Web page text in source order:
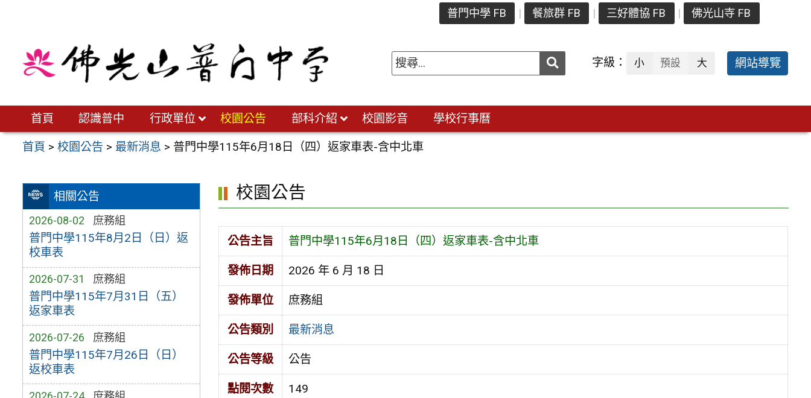
普門中學 FB 餐旅群 FB 三好體協 FB 佛光山寺 FB
送出 字級： 小 預設 大 網站導覽
首頁 認識普中 行政單位 校園公告 部科介紹 校園影音 學校行事曆
首頁 >校園公告 > 最新消息 > 普門中學115年6月18日（四）返家車表-含中北車
相關公告
2026-08-02 庶務組
普門中學115年8月2日（日）返
校車表
2026-07-31 庶務組
普門中學115年7月31日（五）
返家車表
2026-07-26 庶務組
普門中學115年7月26日（日）
返校車表
校園公告
公告主旨 普門中學115年6月18日（四）返家車表-含中北車
發佈日期 2026 年 6 月 18 日
發佈單位 庶務組
公告類別 最新消息
公告等級 公告
點閱次數 149